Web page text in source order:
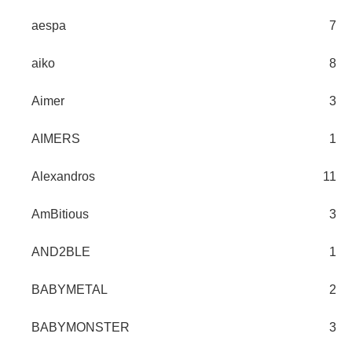
aespa 7
aiko 8
Aimer 3
AIMERS 1
Alexandros 11
AmBitious 3
AND2BLE 1
BABYMETAL 2
BABYMONSTER 3